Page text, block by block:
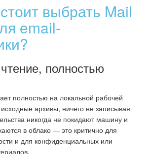
выбрать Mail
email-
полностью
полностью на локальной рабочей
архивы, ничего не записывая
никогда не покидают машину и
в облако — это критично для
и для конфиденциальных или